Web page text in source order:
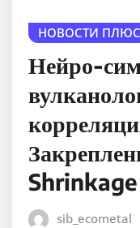
НОВОСТИ ПЛЮС
Нейро-
Shrinkage
sib_ecometal